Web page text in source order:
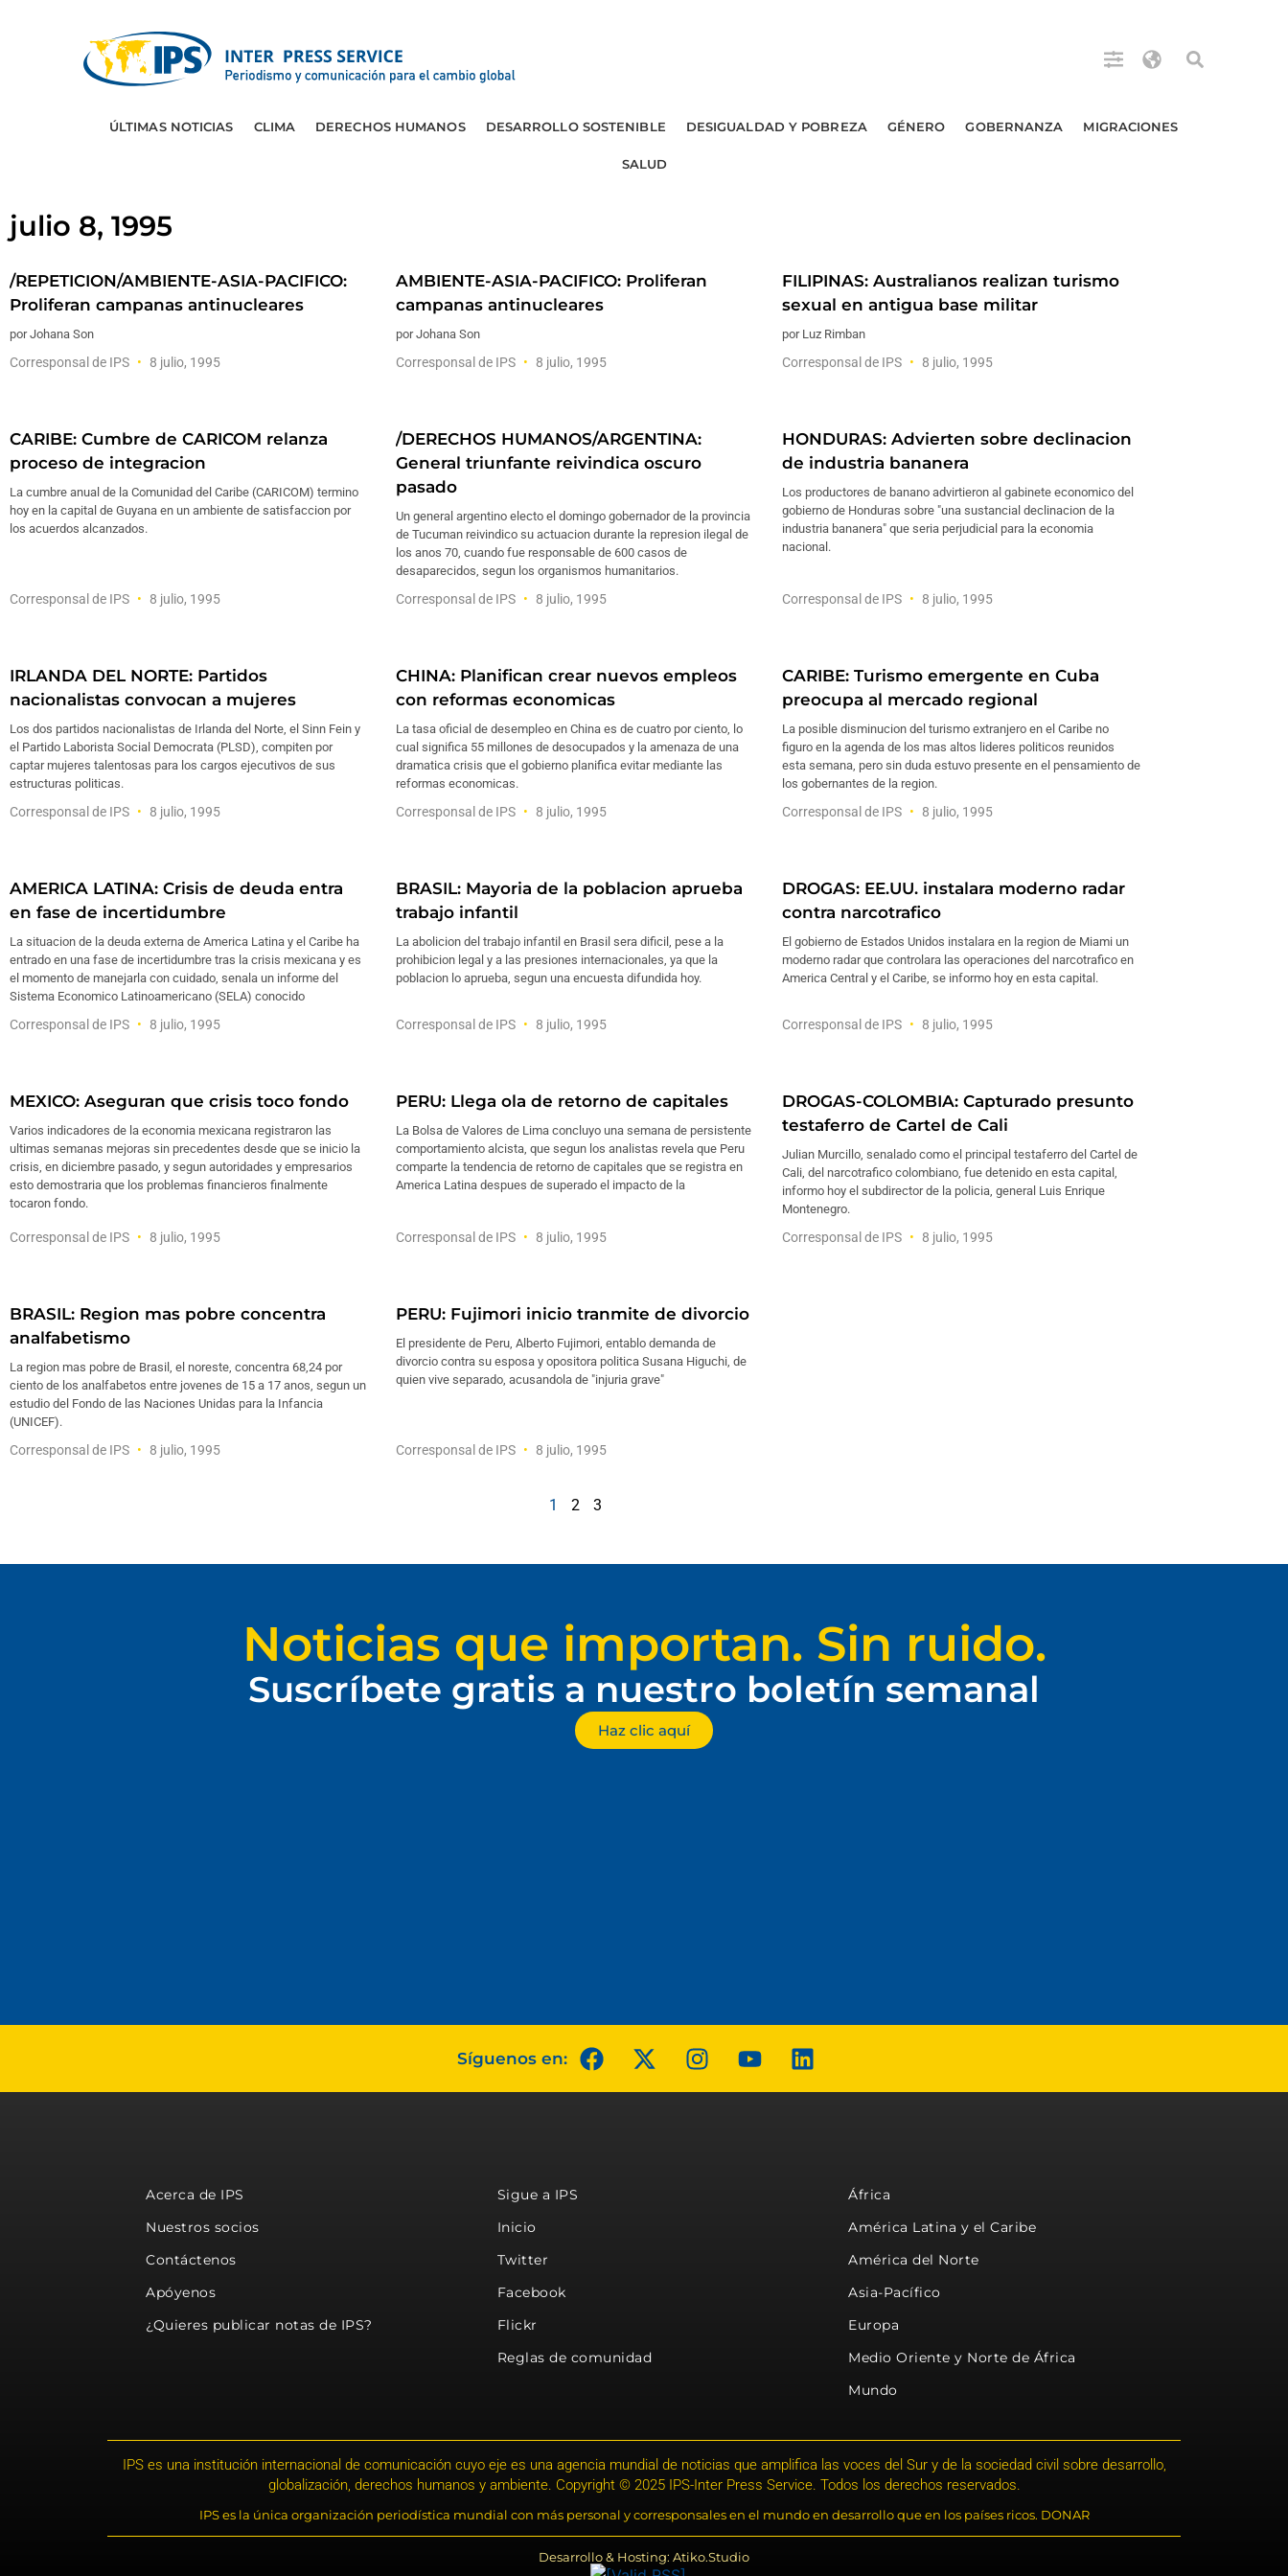
ÚLTIMAS NOTICIAS CLIMA DERECHOS HUMANOS DESARROLLO SOSTENIBLE DESIGUALDAD Y POBREZA GÉNERO GOBERNANZA MIGRACIONES
SALUD
julio 8, 1995
/REPETICION/AMBIENTE-ASIA-PACIFICO:
Proliferan campanas antinucleares
por Johana Son
Corresponsal de IPS 8 julio, 1995
AMBIENTE-ASIA-PACIFICO: Proliferan
campanas antinucleares
por Johana Son
Corresponsal de IPS 8 julio, 1995
FILIPINAS: Australianos realizan turismo
sexual en antigua base militar
por Luz Rimban
Corresponsal de IPS 8 julio, 1995
CARIBE: Cumbre de CARICOM relanza
proceso de integracion
La cumbre anual de la Comunidad del Caribe (CARICOM) termino
hoy en la capital de Guyana en un ambiente de satisfaccion por
los acuerdos alcanzados.
Corresponsal de IPS 8 julio, 1995
/DERECHOS HUMANOS/ARGENTINA:
General triunfante reivindica oscuro
pasado
Un general argentino electo el domingo gobernador de la provincia
de Tucuman reivindico su actuacion durante la represion ilegal de
los anos 70, cuando fue responsable de 600 casos de
desaparecidos, segun los organismos humanitarios.
Corresponsal de IPS 8 julio, 1995
HONDURAS: Advierten sobre declinacion
de industria bananera
Los productores de banano advirtieron al gabinete economico del
gobierno de Honduras sobre "una sustancial declinacion de la
industria bananera" que seria perjudicial para la economia
nacional.
Corresponsal de IPS 8 julio, 1995
IRLANDA DEL NORTE: Partidos
nacionalistas convocan a mujeres
Los dos partidos nacionalistas de Irlanda del Norte, el Sinn Fein y
el Partido Laborista Social Democrata (PLSD), compiten por
captar mujeres talentosas para los cargos ejecutivos de sus
estructuras politicas.
Corresponsal de IPS 8 julio, 1995
CHINA: Planifican crear nuevos empleos
con reformas economicas
La tasa oficial de desempleo en China es de cuatro por ciento, lo
cual significa 55 millones de desocupados y la amenaza de una
dramatica crisis que el gobierno planifica evitar mediante las
reformas economicas.
Corresponsal de IPS 8 julio, 1995
CARIBE: Turismo emergente en Cuba
preocupa al mercado regional
La posible disminucion del turismo extranjero en el Caribe no
figuro en la agenda de los mas altos lideres politicos reunidos
esta semana, pero sin duda estuvo presente en el pensamiento de
los gobernantes de la region.
Corresponsal de IPS 8 julio, 1995
AMERICA LATINA: Crisis de deuda entra
en fase de incertidumbre
La situacion de la deuda externa de America Latina y el Caribe ha
entrado en una fase de incertidumbre tras la crisis mexicana y es
el momento de manejarla con cuidado, senala un informe del
Sistema Economico Latinoamericano (SELA) conocido
Corresponsal de IPS 8 julio, 1995
BRASIL: Mayoria de la poblacion aprueba
trabajo infantil
La abolicion del trabajo infantil en Brasil sera dificil, pese a la
prohibicion legal y a las presiones internacionales, ya que la
poblacion lo aprueba, segun una encuesta difundida hoy.
Corresponsal de IPS 8 julio, 1995
DROGAS: EE.UU. instalara moderno radar
contra narcotrafico
El gobierno de Estados Unidos instalara en la region de Miami un
moderno radar que controlara las operaciones del narcotrafico en
America Central y el Caribe, se informo hoy en esta capital.
Corresponsal de IPS 8 julio, 1995
MEXICO: Aseguran que crisis toco fondo
Varios indicadores de la economia mexicana registraron las
ultimas semanas mejoras sin precedentes desde que se inicio la
crisis, en diciembre pasado, y segun autoridades y empresarios
esto demostraria que los problemas financieros finalmente
tocaron fondo.
Corresponsal de IPS 8 julio, 1995
PERU: Llega ola de retorno de capitales
La Bolsa de Valores de Lima concluyo una semana de persistente
comportamiento alcista, que segun los analistas revela que Peru
comparte la tendencia de retorno de capitales que se registra en
America Latina despues de superado el impacto de la
Corresponsal de IPS 8 julio, 1995
DROGAS-COLOMBIA: Capturado presunto
testaferro de Cartel de Cali
Julian Murcillo, senalado como el principal testaferro del Cartel de
Cali, del narcotrafico colombiano, fue detenido en esta capital,
informo hoy el subdirector de la policia, general Luis Enrique
Montenegro.
Corresponsal de IPS 8 julio, 1995
BRASIL: Region mas pobre concentra
analfabetismo
La region mas pobre de Brasil, el noreste, concentra 68,24 por
ciento de los analfabetos entre jovenes de 15 a 17 anos, segun un
estudio del Fondo de las Naciones Unidas para la Infancia
(UNICEF).
Corresponsal de IPS 8 julio, 1995
PERU: Fujimori inicio tranmite de divorcio
El presidente de Peru, Alberto Fujimori, entablo demanda de
divorcio contra su esposa y opositora politica Susana Higuchi, de
quien vive separado, acusandola de "injuria grave"
Corresponsal de IPS 8 julio, 1995
1 2 3
Noticias que importan. Sin ruido.
Suscríbete gratis a nuestro boletín semanal
Haz clic aquí
Síguenos en:
Acerca de IPS
Nuestros socios
Contáctenos
Apóyenos
¿Quieres publicar notas de IPS?
Sigue a IPS
Inicio
Twitter
Facebook
Flickr
Reglas de comunidad
África
América Latina y el Caribe
América del Norte
Asia-Pacífico
Europa
Medio Oriente y Norte de África
Mundo
IPS es una institución internacional de comunicación cuyo eje es una agencia mundial de noticias que amplifica las voces del Sur y de la sociedad civil sobre desarrollo,
globalización, derechos humanos y ambiente. Copyright © 2025 IPS-Inter Press Service. Todos los derechos reservados.
IPS es la única organización periodística mundial con más personal y corresponsales en el mundo en desarrollo que en los países ricos. DONAR
Desarrollo & Hosting: Atiko.Studio